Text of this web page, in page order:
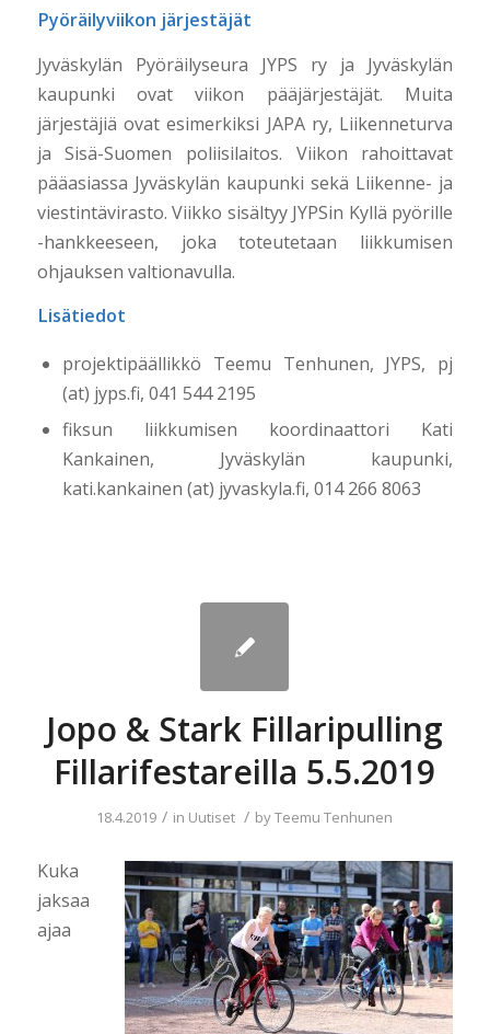
Pyöräilyviikon järjestäjät
Jyväskylän Pyöräilyseura JYPS ry ja Jyväskylän
kaupunki ovat viikon pääjärjestäjät. Muita
järjestäjiä ovat esimerkiksi JAPA ry, Liikenneturva
ja Sisä-Suomen poliisilaitos. Viikon rahoittavat
pääasiassa Jyväskylän kaupunki sekä Liikenne- ja
viestintävirasto. Viikko sisältyy JYPSin Kyllä pyörille
-hankkeeseen, joka toteutetaan liikkumisen
ohjauksen valtionavulla.
Lisätiedot
projektipäällikkö Teemu Tenhunen, JYPS, pj
(at) jyps.fi, 041 544 2195
fiksun liikkumisen koordinaattori Kati
Kankainen, Jyväskylän kaupunki,
kati.kankainen (at) jyvaskyla.fi, 014 266 8063
Jopo & Stark Fillaripulling
Fillarifestareilla 5.5.2019
18.4.2019 / in Uutiset / byTeemu Tenhunen
Kuka
jaksaa
ajaa